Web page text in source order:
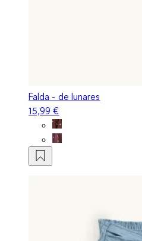
Falda - de lunares
15,99 €